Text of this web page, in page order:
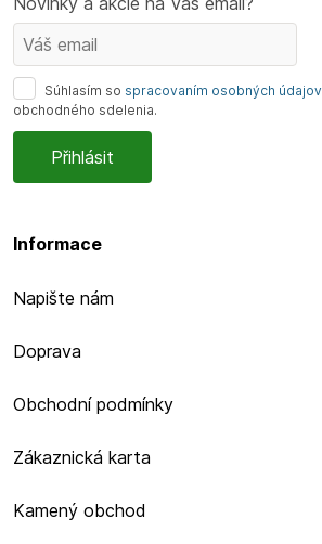
Súhlasím so spracovaním osobných údajov
obchodného sdelenia.
Informace
Napište nám
Doprava
Obchodní podmínky
Zákaznická karta
Kamený obchod